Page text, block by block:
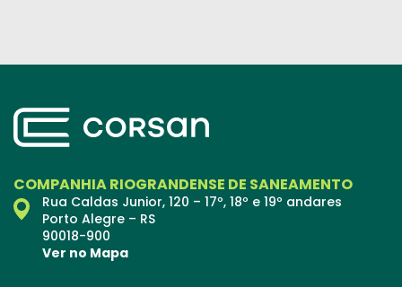
COMPANHIA RIOGRANDENSE DE SANEAMENTO
Rua Caldas Junior, 120 – 17º, 18º e 19º andares
Porto Alegre – RS
90018-900
Ver no Mapa